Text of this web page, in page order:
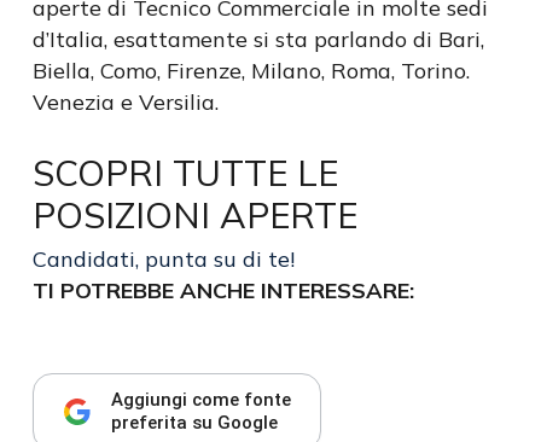
aperte di Tecnico Commerciale in molte sedi
d’Italia, esattamente si sta parlando di Bari,
Biella, Como, Firenze, Milano, Roma, Torino.
Venezia e Versilia.
SCOPRI TUTTE LE
POSIZIONI APERTE
Candidati, punta su di te!
TI POTREBBE ANCHE INTERESSARE:
Aggiungi come fonte
preferita su Google